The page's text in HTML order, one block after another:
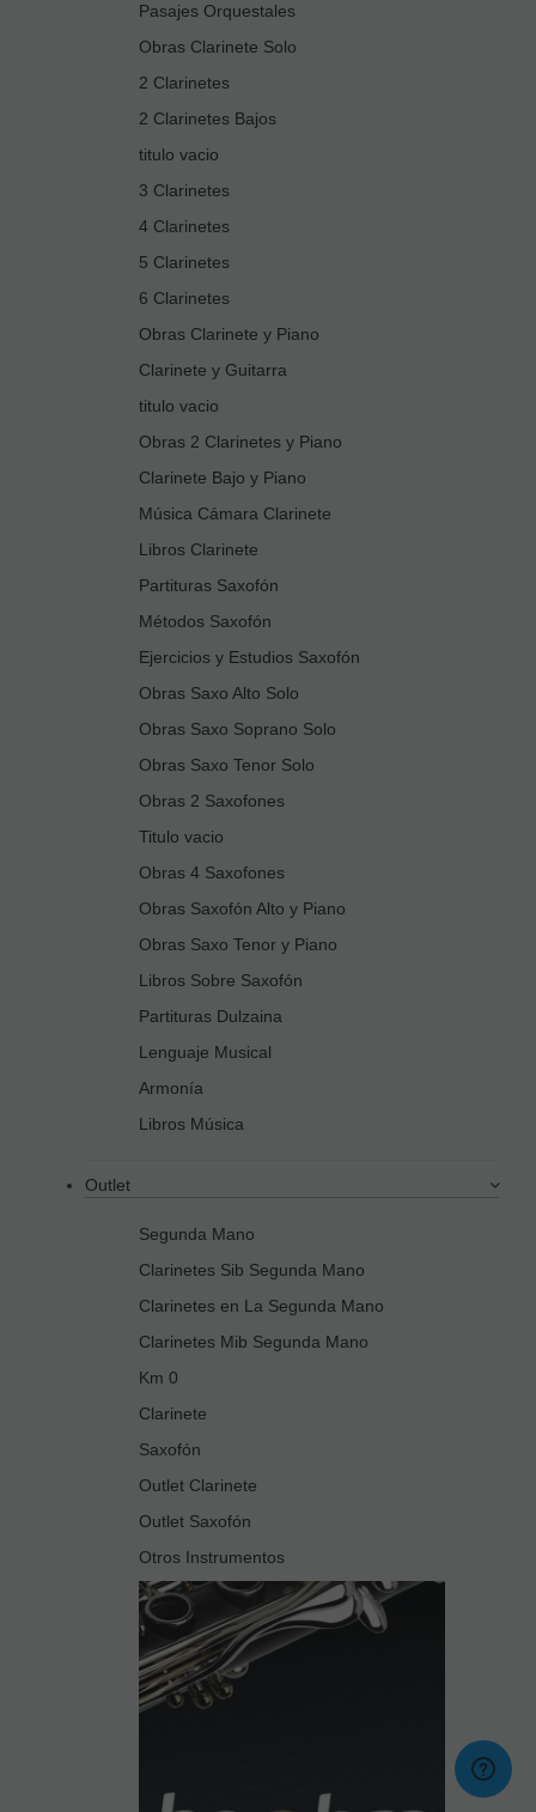
Pasajes Orquestales
Obras Clarinete Solo
2 Clarinetes
2 Clarinetes Bajos
titulo vacio
3 Clarinetes
4 Clarinetes
5 Clarinetes
6 Clarinetes
Obras Clarinete y Piano
Clarinete y Guitarra
titulo vacio
Obras 2 Clarinetes y Piano
Clarinete Bajo y Piano
Música Cámara Clarinete
Libros Clarinete
Partituras Saxofón
Métodos Saxofón
Ejercicios y Estudios Saxofón
Obras Saxo Alto Solo
Obras Saxo Soprano Solo
Obras Saxo Tenor Solo
Obras 2 Saxofones
Titulo vacio
Obras 4 Saxofones
Obras Saxofón Alto y Piano
Obras Saxo Tenor y Piano
Libros Sobre Saxofón
Partituras Dulzaina
Lenguaje Musical
Armonía
Libros Música
Outlet
Segunda Mano
Clarinetes Sib Segunda Mano
Clarinetes en La Segunda Mano
Clarinetes Mib Segunda Mano
Km 0
Clarinete
Saxofón
Outlet Clarinete
Outlet Saxofón
Otros Instrumentos